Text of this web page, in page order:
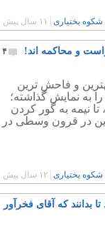
شکوه بختیاری ۱۱ سال پیش
و محاکمه اند! ۴
و فاحش ترین
به نمایش گذاشته؛
تا نیمه به گور کردن
در قرون وسطی در
شکوه بختیاری ۱۲ سال پیش
بدانند که آقای فخرآور